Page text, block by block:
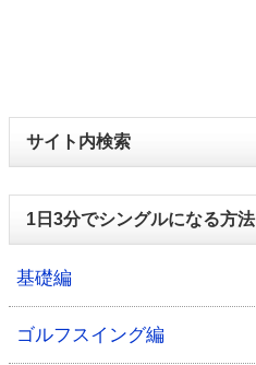
サイト内検索
1日3分でシングルになる方法
基礎編
ゴルフスイング編